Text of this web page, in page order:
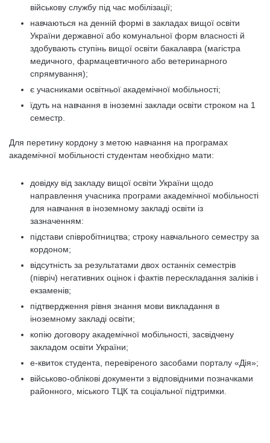
військову службу під час мобілізації;
навчаються на денній формі в закладах вищої освіти
України державної або комунальної форм власності й
здобувають ступінь вищої освіти бакалавра (магістра
медичного, фармацевтичного або ветеринарного
спрямування);
є учасниками освітньої академічної мобільності;
їдуть на навчання в іноземні заклади освіти строком на 1
семестр.
Для перетину кордону з метою навчання на програмах
академічної мобільності студентам необхідно мати:
довідку від закладу вищої освіти України щодо
направлення учасника програми академічної мобільності
для навчання в іноземному закладі освіти із
зазначенням:
підстави співробітництва; строку навчального семестру за
кордоном;
відсутність за результатами двох останніх семестрів
(півріч) негативних оцінок і фактів перескладання заліків і
екзаменів;
підтвердження рівня знання мови викладання в
іноземному закладі освіти;
копію договору академічної мобільності, засвідчену
закладом освіти України;
е-квиток студента, перевіреного засобами порталу «Дія»;
військово-облікові документи з відповідними позначками
районного, міського ТЦК та соціальної підтримки.